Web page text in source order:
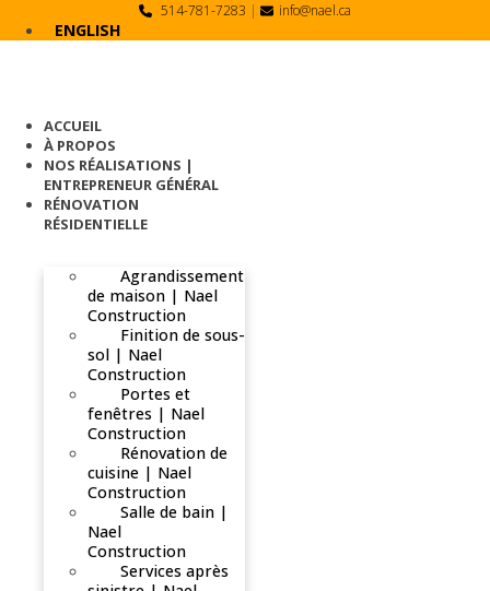
514-781-7283 | info@nael.ca
ENGLISH
ACCUEIL
À PROPOS
NOS RÉALISATIONS |
ENTREPRENEUR GÉNÉRAL
RÉNOVATION
RÉSIDENTIELLE
Agrandissement
de maison | Nael
Construction
Finition de sous-
sol | Nael
Construction
Portes et
fenêtres | Nael
Construction
Rénovation de
cuisine | Nael
Construction
Salle de bain |
Nael
Construction
Services après